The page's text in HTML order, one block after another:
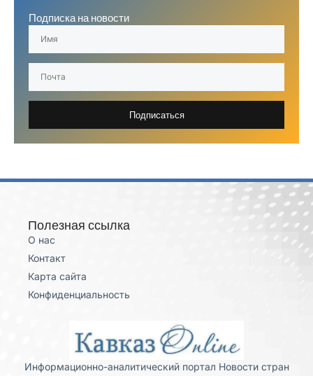
Подписка на новости
Подписаться
Полезная ссылка
О нас
Контакт
Карта сайта
Конфиденциальность
Информационно-аналитический портал Новости стран